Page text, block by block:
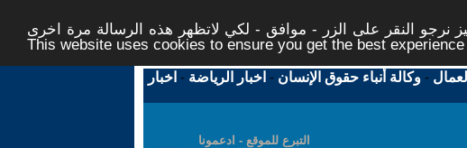
نرجو النقر على الزر - موافق - لكي لاتظهر هذه الرسالة مرة اخرى -
This website uses cookies to ensure you get the best
-وكالة أنباء حقوق الإنسان - اخبار الرياضة - اخبار
التبرع للموقع - ادعمونا